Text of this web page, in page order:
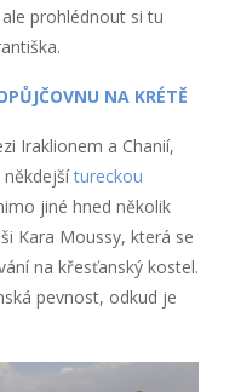
prohlédnout si tu
NA KRÉTĚ
Iraklionem a Chanií,
někdejšítureckou
jiné hned několik
Kara Moussy, která se
na křesťanský kostel.
pevnost, odkud je